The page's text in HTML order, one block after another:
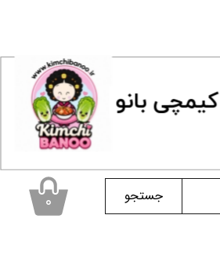
کیمچی بانو
جستجو ۰